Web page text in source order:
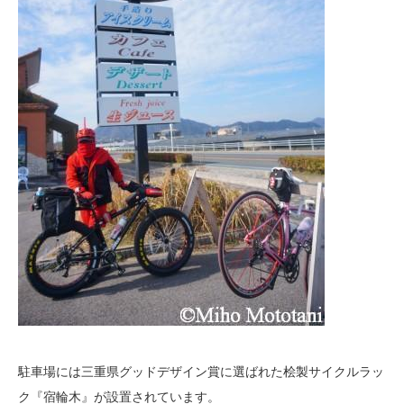
駐車場には三重県グッドデザイン賞に選ばれた桧製サイクルラッ
ク『宿輪木』が設置されています。